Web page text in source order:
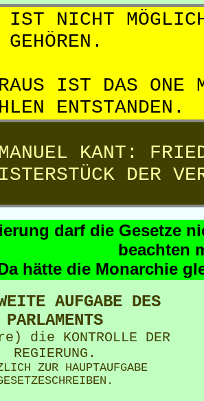
IST NICHT
IST DAS ONE
ENTSTANDEN.
KANT:
DER
darf die Gesetze
beachten
hätte die Monarchie
AUFGABE DES
PARLAMENTS
die KONTROLLE DER
REGIERUNG.
ZUR HAUPTAUFGABE